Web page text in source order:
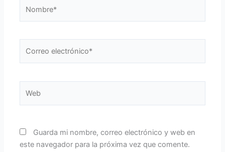
Guarda mi nombre, correo electrónico y web en
este navegador para la próxima vez que comente.